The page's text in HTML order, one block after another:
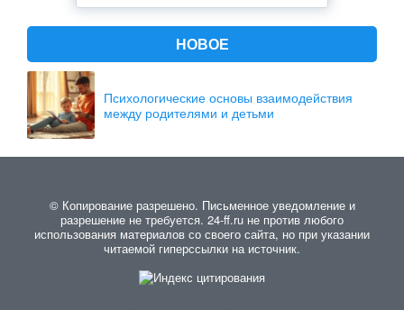
НОВОЕ
Психологические основы взаимодействия
между родителями и детьми
© Копирование разрешено. Письменное уведомление и
разрешение не требуется. 24-ff.ru не против любого
использования материалов со своего сайта, но при указании
читаемой гиперссылки на источник.